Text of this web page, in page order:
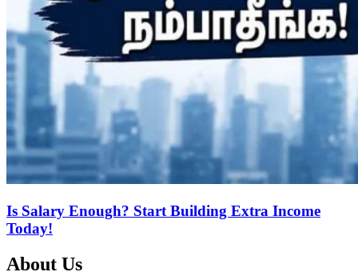
Is Salary Enough? Start Building Extra Income
Today!
About Us